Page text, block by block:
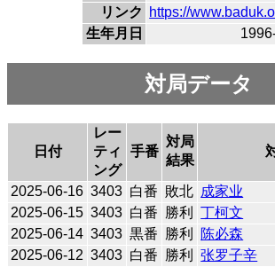
リンク
https://
生年月日
対局データ
日付
レー
ティ
ング
手番
対局
結果
2025-06-16 3403 白番 敗北 成家业
2025-06-15 3403 白番 勝利 丁柯文
2025-06-14 3403 黒番 勝利 陈必森
2025-06-12 3403 白番 勝利 张罗子辛